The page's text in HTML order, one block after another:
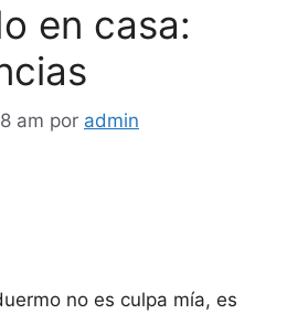
en casa:
am por admin
no es culpa mía, es